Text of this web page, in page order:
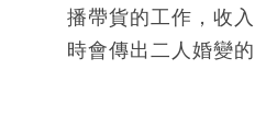
播帶貨的工作，收
時會傳出二人婚變